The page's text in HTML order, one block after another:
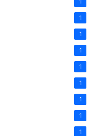
1
1
1
1
1
1
1
1
1